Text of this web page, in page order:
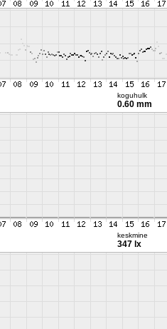
koguhulk
0.60 mm
keskmine
347 lx